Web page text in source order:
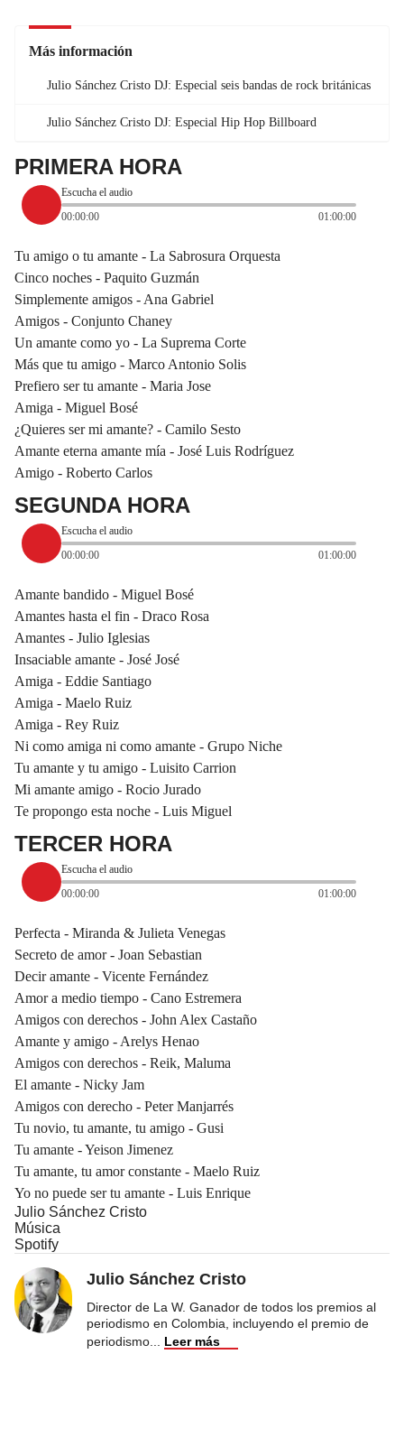
Más información
Julio Sánchez Cristo DJ: Especial seis bandas de rock británicas
Julio Sánchez Cristo DJ: Especial Hip Hop Billboard
PRIMERA HORA
Escucha el audio
00:00:00
01:00:00
Tu amigo o tu amante - La Sabrosura Orquesta
Cinco noches - Paquito Guzmán
Simplemente amigos - Ana Gabriel
Amigos - Conjunto Chaney
Un amante como yo - La Suprema Corte
Más que tu amigo - Marco Antonio Solis
Prefiero ser tu amante - Maria Jose
Amiga - Miguel Bosé
¿Quieres ser mi amante? - Camilo Sesto
Amante eterna amante mía - José Luis Rodríguez
Amigo - Roberto Carlos
SEGUNDA HORA
Escucha el audio
00:00:00
01:00:00
Amante bandido - Miguel Bosé
Amantes hasta el fin - Draco Rosa
Amantes - Julio Iglesias
Insaciable amante - José José
Amiga - Eddie Santiago
Amiga - Maelo Ruiz
Amiga - Rey Ruiz
Ni como amiga ni como amante - Grupo Niche
Tu amante y tu amigo - Luisito Carrion
Mi amante amigo - Rocio Jurado
Te propongo esta noche - Luis Miguel
TERCER HORA
Escucha el audio
00:00:00
01:00:00
Perfecta - Miranda & Julieta Venegas
Secreto de amor - Joan Sebastian
Decir amante - Vicente Fernández
Amor a medio tiempo - Cano Estremera
Amigos con derechos - John Alex Castaño
Amante y amigo - Arelys Henao
Amigos con derechos - Reik, Maluma
El amante - Nicky Jam
Amigos con derecho - Peter Manjarrés
Tu novio, tu amante, tu amigo - Gusi
Tu amante - Yeison Jimenez
Tu amante, tu amor constante - Maelo Ruiz
Yo no puede ser tu amante - Luis Enrique
Julio Sánchez Cristo
Música
Spotify
Julio Sánchez Cristo
Director de La W. Ganador de todos los premios al
periodismo en Colombia, incluyendo el premio de
periodismo
Leer más